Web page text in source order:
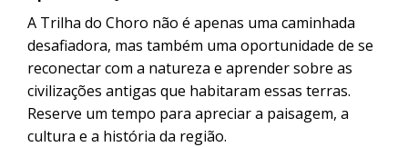
A Trilha do Choro não é apenas uma caminhada
desafiadora, mas também uma oportunidade de se
reconectar com a natureza e aprender sobre as
civilizações antigas que habitaram essas terras.
Reserve um tempo para apreciar a paisagem, a
cultura e a história da região.